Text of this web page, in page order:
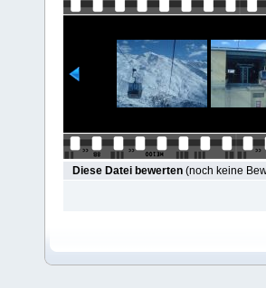
Diese Datei bewerten (noch keine